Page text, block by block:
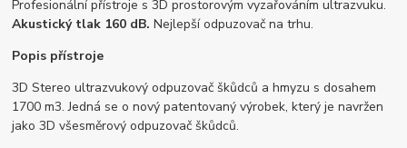
Profesionální přístroje s 3D prostorovým vyzařováním ultrazvuku.
Akustický tlak 160 dB. Nejlepší odpuzovač na trhu.
Popis přístroje
3D Stereo ultrazvukový odpuzovač škůdců a hmyzu s dosahem
1700 m3. Jedná se o nový patentovaný výrobek, který je navržen
jako 3D všesměrový odpuzovač škůdců.